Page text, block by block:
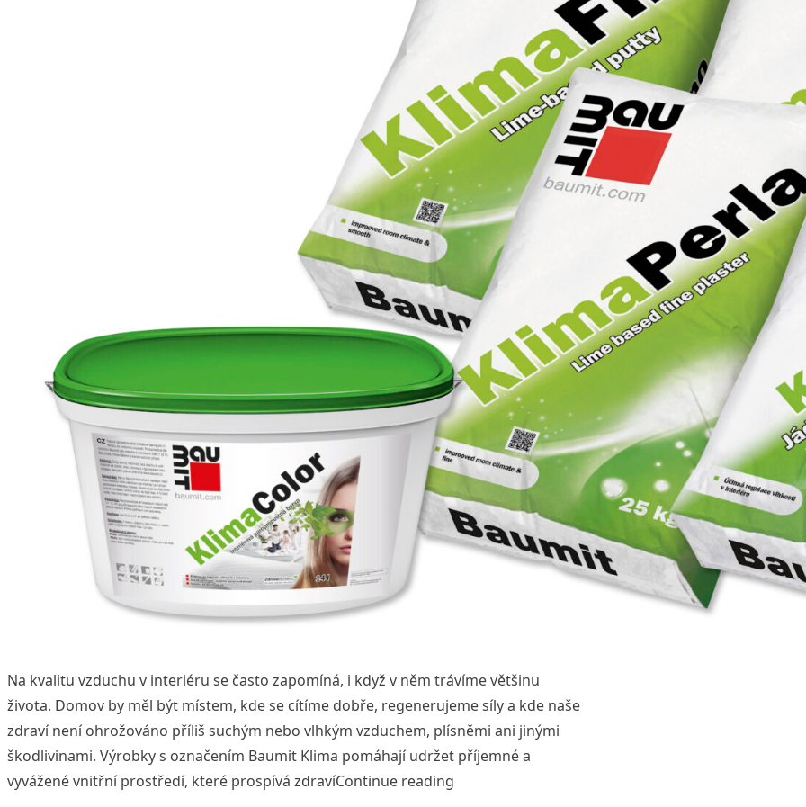
Na kvalitu vzduchu v interiéru se často zapomíná, i když v něm trávíme většinu
života. Domov by měl být místem, kde se cítíme dobře, regenerujeme síly a kde naše
zdraví není ohrožováno příliš suchým nebo vlhkým vzduchem, plísněmi ani jinými
škodlivinami. Výrobky s označením Baumit Klima pomáhají udržet příjemné a
vyvážené vnitřní prostředí, které prospívá zdravíContinue reading